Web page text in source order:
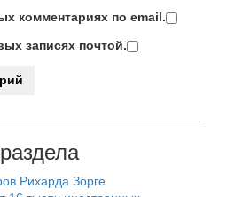
комментариях по email.
записях почтой.
Рихарда Зорге